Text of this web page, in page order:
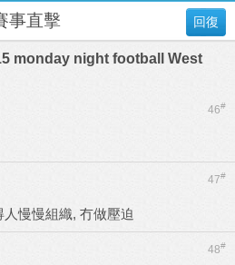
回復
事直擊
monday night football West
46#
47#
人慢慢組織, 冇做壓迫
48#